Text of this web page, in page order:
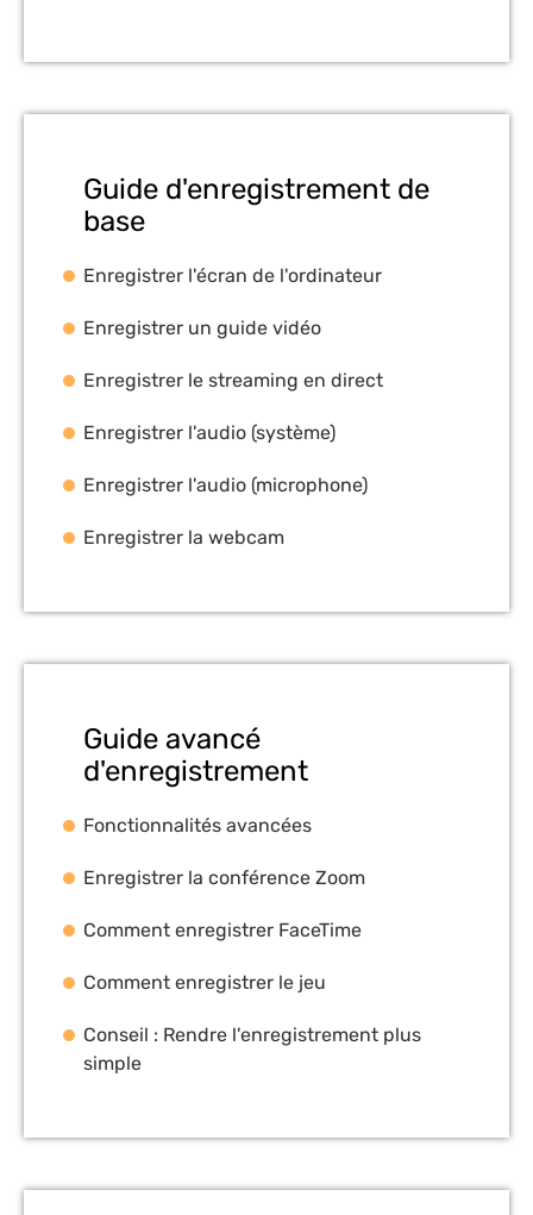
Guide d'enregistrement de
base
Enregistrer l'écran de l'ordinateur
Enregistrer un guide vidéo
Enregistrer le streaming en direct
Enregistrer l'audio (système)
Enregistrer l'audio (microphone)
Enregistrer la webcam
Guide avancé
d'enregistrement
Fonctionnalités avancées
Enregistrer la conférence Zoom
Comment enregistrer FaceTime
Comment enregistrer le jeu
Conseil : Rendre l'enregistrement plus
simple